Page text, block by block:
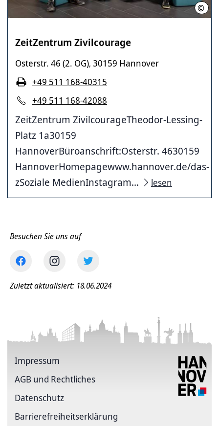
© LHH
ZeitZentrum Zivilcourage
Osterstr. 46 (2. OG), 30159 Hannover
+49 511 168-42088
+49 511 168-40315
ZeitZentrum ZivilcourageTheodor-Lessing-
Platz 1a30159
HannoverBüroanschrift:Osterstr. 4630159
HannoverHomepagewww.hannover.de/das-
zSoziale MedienInstagram...
lesen
Besuchen Sie uns auf
Zuletzt aktualisiert: 18.06.2024
Impressum
AGB und Rechtliches
Datenschutz
Barriere­freiheits­erklärung